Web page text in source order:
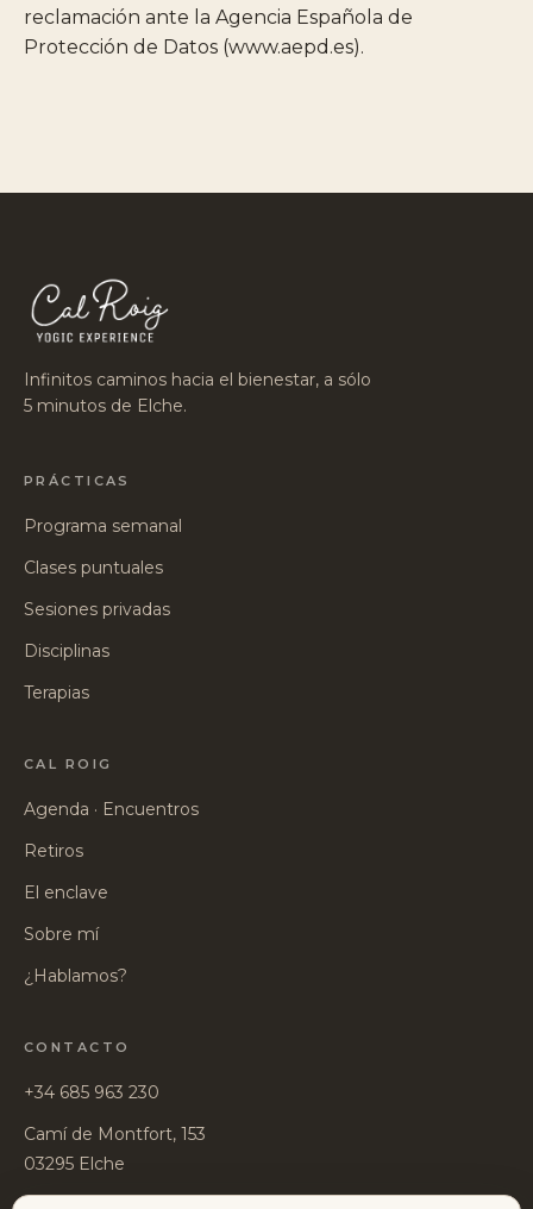
reclamación ante la Agencia Española de
Protección de Datos (www.aepd.es).
Infinitos caminos hacia el bienestar, a sólo
5 minutos de Elche.
PRÁCTICAS
Programa semanal
Clases puntuales
Sesiones privadas
Disciplinas
Terapias
CAL ROIG
Agenda · Encuentros
Retiros
El enclave
Sobre mí
¿Hablamos?
CONTACTO
+34 685 963 230
Camí de Montfort, 153
03295 Elche